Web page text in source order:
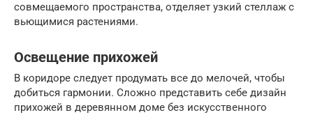
совмещаемого пространства, отделяет узкий стеллаж с
вьющимися растениями.
Освещение прихожей
В коридоре следует продумать все до мелочей, чтобы
добиться гармонии. Сложно представить себе дизайн
прихожей в деревянном доме без искусственного